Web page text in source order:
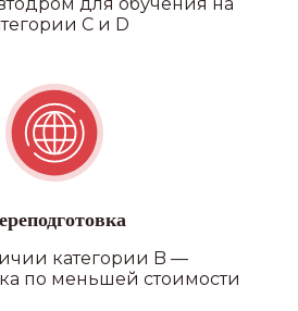
C и D
категории B —
по меньшей стоимости